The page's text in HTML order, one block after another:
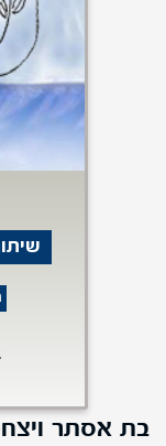
בת אסתר